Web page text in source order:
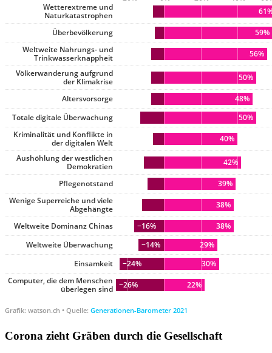
Corona zieht Gräben durch die Gesellschaft